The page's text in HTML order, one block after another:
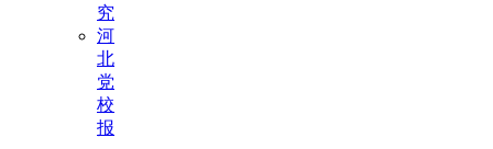
究
河
北
党
校
报